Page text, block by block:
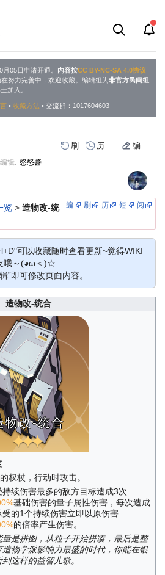
月05日申请开通。 内容按CC BY-NC-SA 4.0协议
在努力完善中，欢迎收藏。编辑组为非官方民间组
加入。
• 收藏方法 • 交流群：1017604603
刷 历 编
辑: 怒怒醬
编 刷 历 短 阅
览 > 造物改-统
可以收藏随时查看更新~觉得WIKI
哦～(◕ω＜)☆
”即可修改页面内容。
造物改-统合
物改-统合
权杖，行动时攻击。
持续伤害最多的敌方目标造成3次
基础伤害的量子属性伤害，每次造成
的1个持续伤害立即以原伤害
的倍率产生伤害。
是拼图，从粒子开始拼凑，最后是整
物学派影响力最盛的时代，你能在银
这样的益智儿歌。